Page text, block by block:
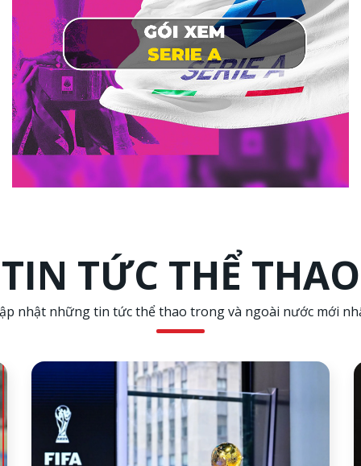
TIN TỨC THỂ THAO
nhật những tin tức thể thao trong và ngoài nước mới